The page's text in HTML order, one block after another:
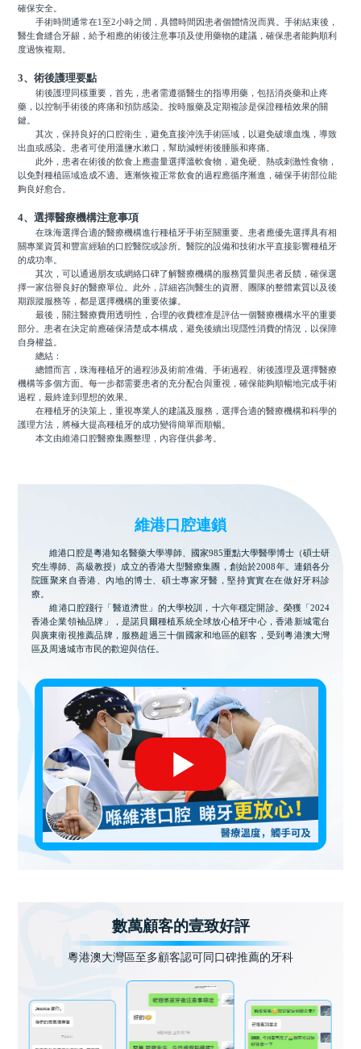
確保安全。
手術時間通常在1至2小時之間，具體時間因患者個體情況而異。手術結束後，
醫生會縫合牙龈，給予相應的術後注意事項及使用藥物的建議，確保患者能夠順利
度過恢複期。
3、術後護理要點
術後護理同樣重要，首先，患者需遵循醫生的指導用藥，包括消炎藥和止疼
藥，以控制手術後的疼痛和預防感染。按時服藥及定期複診是保證種植效果的關
鍵。
其次，保持良好的口腔衛生，避免直接沖洗手術區域，以避免破壞血塊，導致
出血或感染。患者可使用溫鹽水漱口，幫助減輕術後腫脹和疼痛。
此外，患者在術後的飲食上應盡量選擇溫軟食物，避免硬、熱或刺激性食物，
以免對種植區域造成不適。逐漸恢複正常飲食的過程應循序漸進，確保手術部位能
夠良好愈合。
4、選擇醫療機構注意事項
在珠海選擇合適的醫療機構進行種植牙手術至關重要。患者應優先選擇具有相
關專業資質和豐富經驗的口腔醫院或診所。醫院的設備和技術水平直接影響種植牙
的成功率。
其次，可以通過朋友或網絡口碑了解醫療機構的服務質量與患者反饋，確保選
擇一家信譽良好的醫療單位。此外，詳細咨詢醫生的資曆、團隊的整體素質以及後
期跟蹤服務等，都是選擇機構的重要依據。
最後，關注醫療費用透明性，合理的收費標准是評估一個醫療機構水平的重要
部分。患者在決定前應確保清楚成本構成，避免後續出現隱性消費的情況，以保障
自身權益。
總結：
總體而言，珠海種植牙的過程涉及術前准備、手術過程、術後護理及選擇醫療
機構等多個方面。每一步都需要患者的充分配合與重視，確保能夠順暢地完成手術
過程，最終達到理想的效果。
在種植牙的決策上，重視專業人的建議及服務，選擇合適的醫療機構和科學的
護理方法，將極大提高種植牙的成功變得簡單而順暢。
本文由維港口腔醫療集團整理，內容僅供參考。
維港口腔連鎖
維港口腔是粵港知名醫藥大學導師、國家985重點大學醫學博士（碩士研
究生導師、高級教授）成立的香港大型醫療集團，創始於2008年。連鎖各分
院匯聚來自香港、內地的博士、碩士專家牙醫，堅持實實在在做好牙科診
療。
維港口腔踐行「醫道濟世」的大學校訓，十六年穩定開診。榮獲「2024
香港企業領袖品牌」，是諾貝爾種植系統全球放心植牙中心，香港新城電台
與廣東衛視推薦品牌，服務超過三十個國家和地區的顧客，受到粵港澳大灣
區及周邊城市市民的歡迎與信任。
數萬顧客的壹致好評
粵港澳大灣區至多顧客認可同口碑推薦的牙科